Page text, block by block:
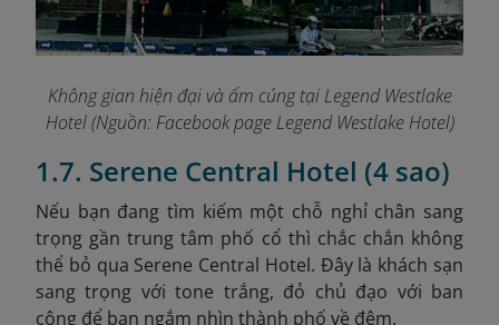
Không gian hiện đại và ấm cúng tại Legend Westlake
Hotel (Nguồn: Facebook page Legend Westlake Hotel)
1.7. Serene Central Hotel (4 sao)
Nếu bạn đang tìm kiếm một chỗ nghỉ chân sang
trọng gần trung tâm phố cổ thì chắc chắn không
thể bỏ qua Serene Central Hotel. Đây là khách sạn
sang trọng với tone trắng, đỏ chủ đạo với ban
công để bạn ngắm nhìn thành phố về đêm.